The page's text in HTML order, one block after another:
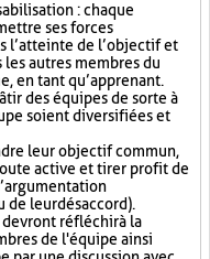
: chaque
ses forces
l’atteinte de l’objectif et
autres membres du
en tant qu’apprenant.
des équipes de sorte à
soient diversifiées et
leur objectif commun,
active et tirer profit de
de leur désaccord).
réfléchir à la
de l'équipe ainsi